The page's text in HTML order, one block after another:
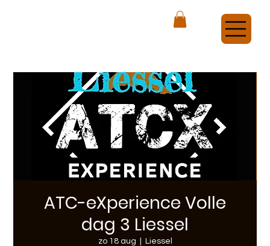
ATC-eXperience Volle
dag 3 Liessel
zo 18 aug Liessel